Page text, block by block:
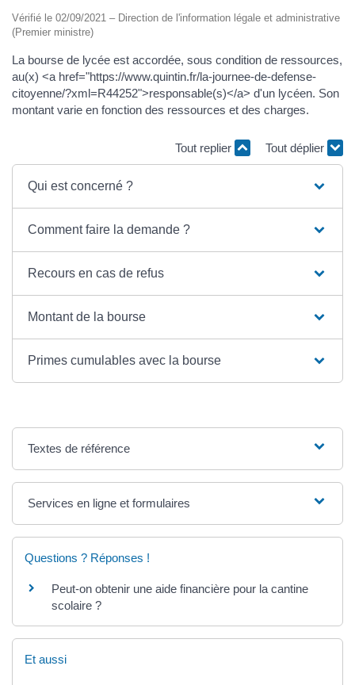
Vérifié le 02/09/2021 – Direction de l'information légale et administrative
(Premier ministre)
La bourse de lycée est accordée, sous condition de ressources,
au(x) <a href="https://www.quintin.fr/la-journee-de-defense-
citoyenne/?xml=R44252">responsable(s)</a> d'un lycéen. Son
montant varie en fonction des ressources et des charges.
Tout replier Tout déplier
Qui est concerné ?
Comment faire la demande ?
Recours en cas de refus
Montant de la bourse
Primes cumulables avec la bourse
Textes de référence
Services en ligne et formulaires
Questions ? Réponses !
Peut-on obtenir une aide financière pour la cantine
scolaire ?
Et aussi